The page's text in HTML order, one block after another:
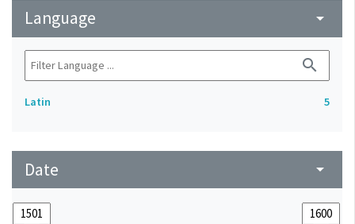
Language arrow_drop_down
search
Latin 5
Date arrow_drop_down